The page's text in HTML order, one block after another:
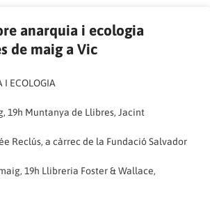
anarquia i ecologia
de maig a Vic
I ECOLOGIA
19h Muntanya de Llibres, Jacint
Reclús, a càrrec de la Fundació Salvador
19h Llibreria Foster & Wallace,